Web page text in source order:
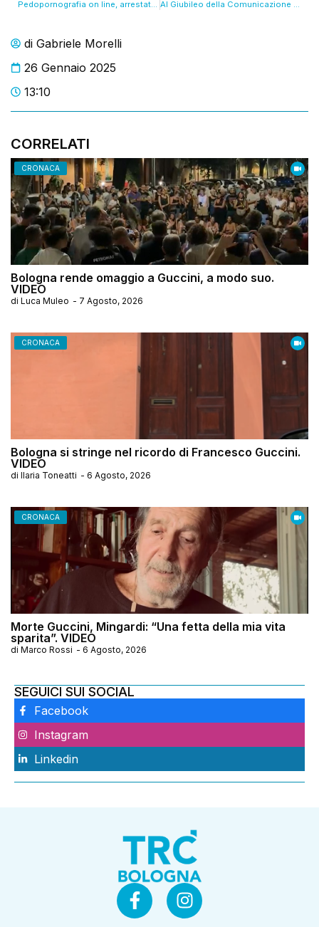
di Gabriele Morelli
26 Gennaio 2025
13:10
CORRELATI
CRONACA
Bologna rende omaggio a Guccini, a modo suo.
VIDEO
di Luca Muleo - 7 Agosto, 2026
CRONACA
Bologna si stringe nel ricordo di Francesco Guccini.
VIDEO
di Ilaria Toneatti - 6 Agosto, 2026
CRONACA
Morte Guccini, Mingardi: “Una fetta della mia vita
sparita”. VIDEO
di Marco Rossi - 6 Agosto, 2026
Pedopornografia on line, arrestate 4 persone Al Giubileo della Comunicazione tanti giornalisti dei media bolognesi
SEGUICI SUI SOCIAL
Facebook
Instagram
Linkedin